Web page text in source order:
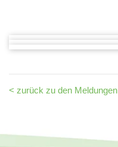
< zurück zu den Meldungen